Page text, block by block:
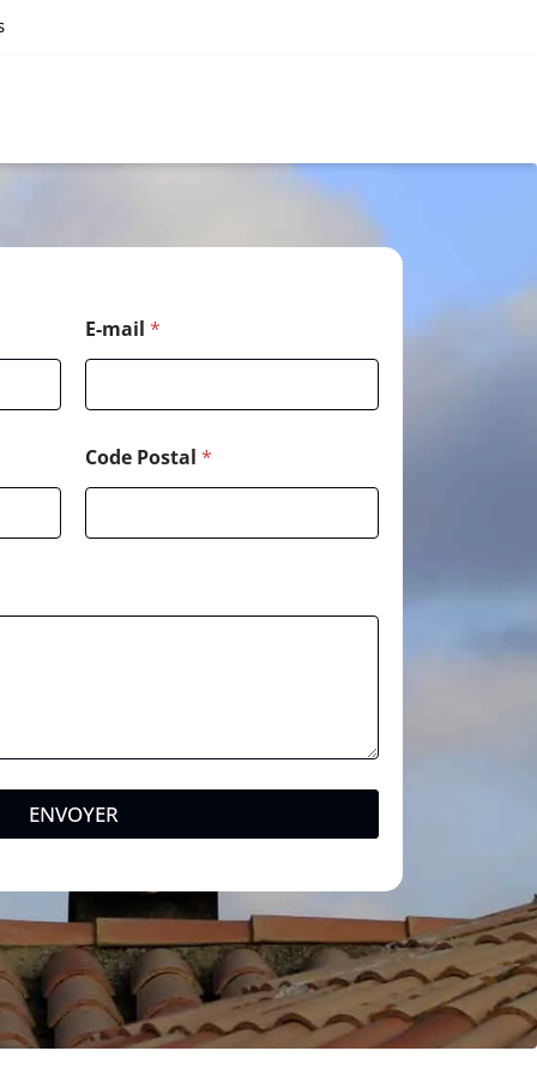
E-mail *
Code Postal *
ENVOYER